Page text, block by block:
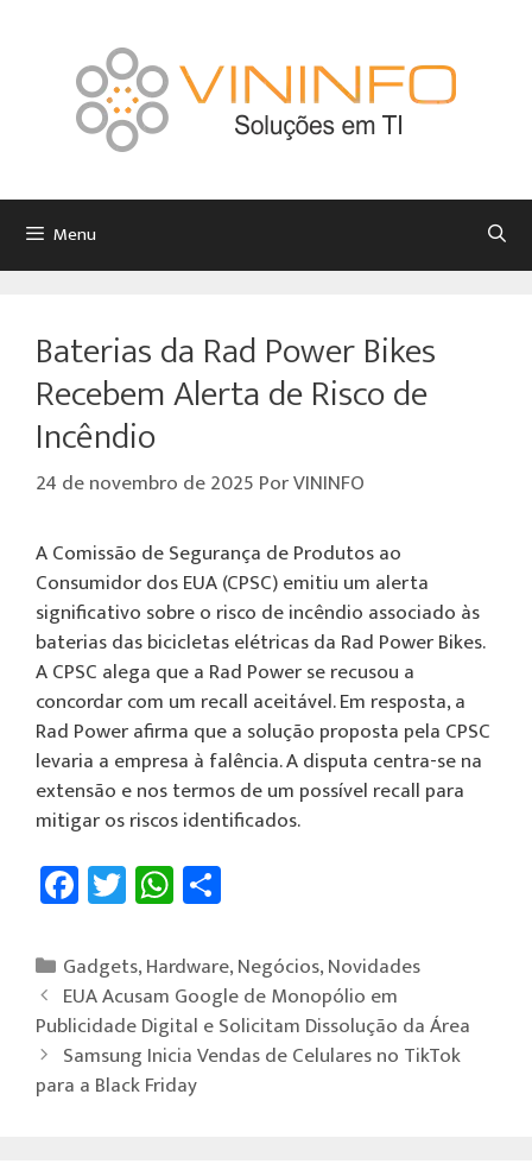
Menu
Baterias da Rad Power Bikes
Recebem Alerta de Risco de
Incêndio
24 de novembro de 2025 PorVININFO
A Comissão de Segurança de Produtos ao
Consumidor dos EUA (CPSC) emitiu um alerta
significativo sobre o risco de incêndio associado às
baterias das bicicletas elétricas da Rad Power Bikes.
A CPSC alega que a Rad Power se recusou a
concordar com um recall aceitável. Em resposta, a
Rad Power afirma que a solução proposta pela CPSC
levaria a empresa à falência. A disputa centra-se na
extensão e nos termos de um possível recall para
mitigar os riscos identificados.
Fa
ce
b
o
ok
T
wi
tt
er
W
h
at
sA
p
p
e
Gadgets,Hardware,Negócios,Novidades
EUA Acusam Google de Monopólio em
Publicidade Digital e Solicitam Dissolução da Área
Samsung Inicia Vendas de Celulares no TikTok
para a Black Friday